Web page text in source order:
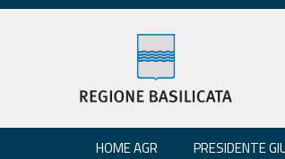
HOME AGR PRESIDENTE